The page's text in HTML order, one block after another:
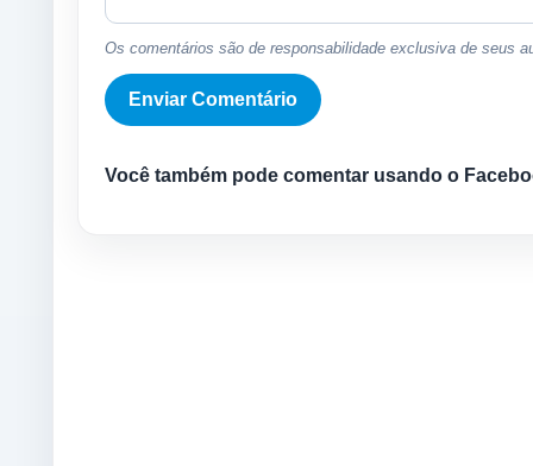
Os comentários são de responsabilidade exclusiva de seus
Você também pode comentar usando o